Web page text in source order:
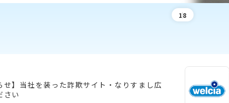
18
せ】当社を装った詐欺サイト・なりすまし広
さい